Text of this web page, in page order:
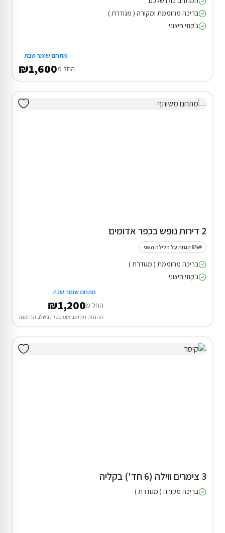
בריכה מחוממת ומקורה ( מגודרת )
ג'קוזי חיצוני
מתחם שומר שבת
החל מ₪1,600
2 דירות נופש בכפר אדומים
8% הנחה על הלילה השני
בריכה מחוממת ( מגודרת )
ג'קוזי חיצוני
מתחם שומר שבת
החל מ₪1,200
ההנחה תחושב אוטומטית בשלב ההזמנה
3 צימרים ווילה (6 חד') בקליה
בריכה מקורה ( מגודרת )